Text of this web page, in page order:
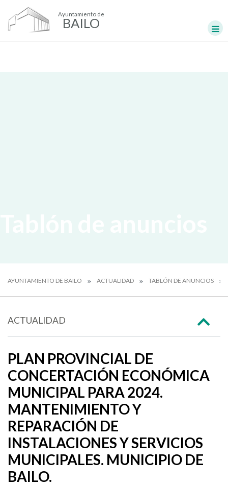
Ayuntamiento de
BAILO
AYUNTAMIENTO DE BAILO ACTUALIDAD TABLÓN DE ANUNCIOS
ACTUALIDAD
PLAN PROVINCIAL DE
CONCERTACIÓN ECONÓMICA
MUNICIPAL PARA 2024.
MANTENIMIENTO Y
REPARACIÓN DE
INSTALACIONES Y SERVICIOS
MUNICIPALES. MUNICIPIO DE
BAILO.